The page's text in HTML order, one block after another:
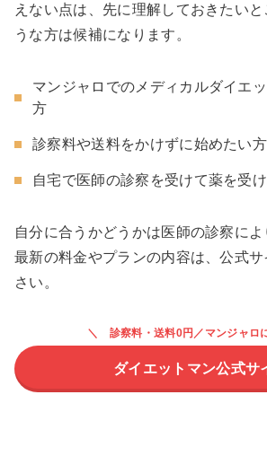
えない点は、先に理解しておきたい
うな方は候補になります。
マンジャロでのメディカルダイエ
方
診察料や送料をかけずに始めたい方
自宅で医師の診察を受けて薬を受
自分に合うかどうかは医師の診察によ
最新の料金やプランの内容は、公式
さい。
診察料・送料0円／マンジャロ
ダイエットマン公式サ